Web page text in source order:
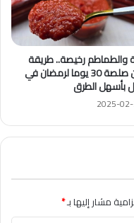
والطماطم رخيصة.. طريقة
تخزين صلصة 30 يوما لرمضان في
بأسهل الطرق
2025-
مشار إليها بـ*